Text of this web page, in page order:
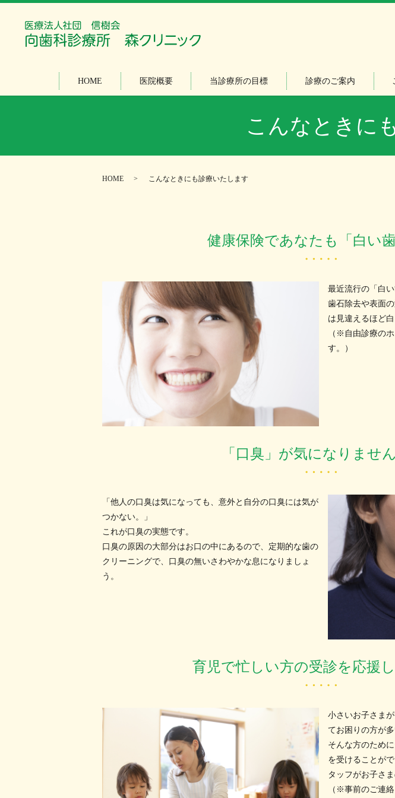
HOME 医院概要 当診療所の目標 診療のご案内
こんなときに
HOME こんなときにも診療いたします
健康保険であなたも「白い歯
最近流行の「白
歯石除去や表面
は見違えるほど白
（※自由診療の
す。）
「口臭」が気になりませ
「他人の口臭は気になっても、意外と自分の口臭には気が
つかない。」
これが口臭の実態です。
口臭の原因の大部分はお口の中にあるので、定期的な歯の
クリーニングで、口臭の無いさわやかな息になりましょ
う。
育児で忙しい方の受診を応援
小さいお子さま
てお困りの方が多
そんな方のため
を受けることが
タッフがお子さ
（※事前のご連